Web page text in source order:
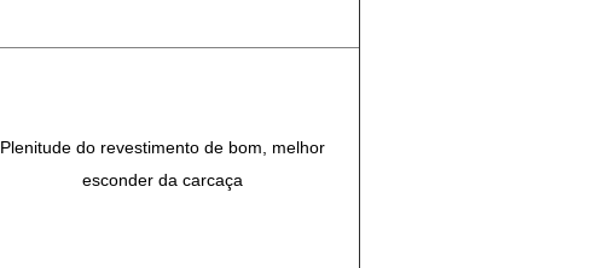
Plenitude do revestimento de bom, melhor
esconder da carcaça